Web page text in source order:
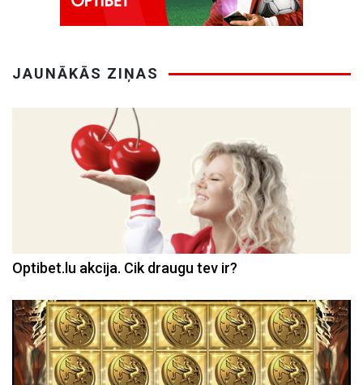
JAUNĀKĀS ZIŅAS
Optibet.lu akcija. Cik draugu tev ir?